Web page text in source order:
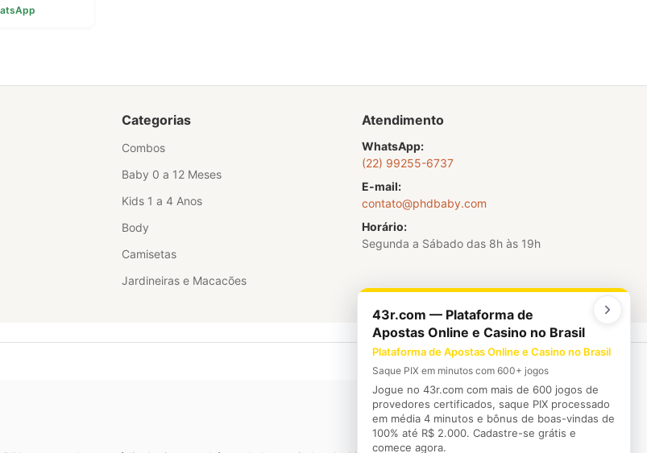
Categorias
Combos
Baby 0 a 12 Meses
Kids 1 a 4 Anos
Body
Camisetas
Jardineiras e Macacões
Atendimento
WhatsApp:
(22) 99255-6737
E-mail:
contato@phdbaby.com
Horário:
Segunda a Sábado das 8h às 19h
43r.com — Plataforma de
Apostas Online e Casino no Brasil
Plataforma de Apostas Online e Casino no Brasil
Saque PIX em minutos com 600+ jogos
Jogue no 43r.com com mais de 600 jogos de
provedores certificados, saque PIX processado
em média 4 minutos e bônus de boas-vindas de
100% até R$ 2.000. Cadastre-se grátis e
comece agora.